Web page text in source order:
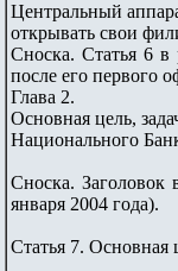
Центральный
открывать свои
Сноска. Статья 6
после его первого
Глава 2.
Основная цель,
Национального
Сноска. Заголовок
января 2004 года).
Статья 7. Основная